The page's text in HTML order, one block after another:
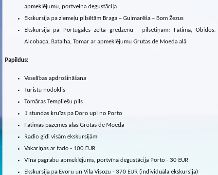
apmeklējumu, portveina degustācija
Ekskursija pa ziemeļu pilsētām Braga – Guimarēša – Bom Žezus
Ekskursija pa Portugāles zelta gredzenu - pilsētiņām: Fatima, Obidos,
Alcobaça, Batalha, Tomar ar apmeklējumu Grutas de Moeda alā
Papildus:
Veselības apdrošināšana
Tūristu nodoklis
Tomāras Templiešu pils
1 stundas kruīzs pa Doro upi no Porto
Fatimas pazemes alas Grotas de Moeda
Radio gidi visām ekskursijām
Vakariņas ar fado - 100 EUR
Vīna pagrabu apmeklējums, portvīna degustācija Porto - 30 EUR
Ekskursija pa Evoru un Vila Visozu - 370 EUR (individuāla ekskursija)